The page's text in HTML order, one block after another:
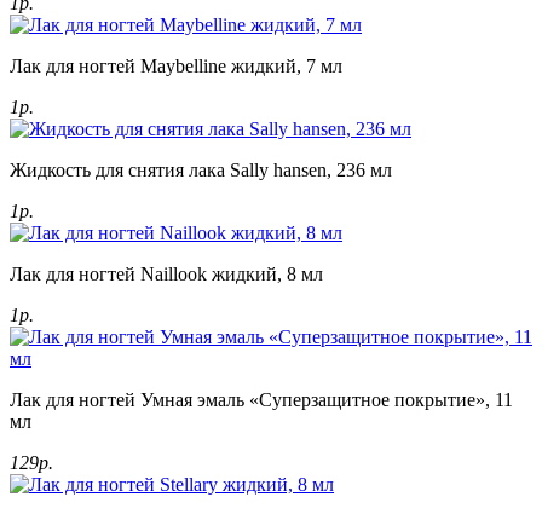
Лак для ногтей Maybelline жидкий, 7 мл
1р.
Жидкость для снятия лака Sally hansen, 236 мл
1р.
Лак для ногтей Naillook жидкий, 8 мл
1р.
Лак для ногтей Умная эмаль «Суперзащитное покрытие», 11
мл
129р.